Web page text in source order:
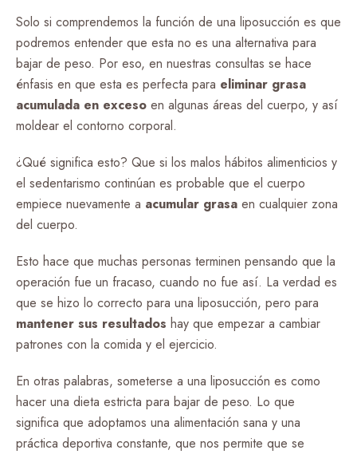
Solo si comprendemos la función de una liposucción es que
podremos entender que esta no es una alternativa para
bajar de peso. Por eso, en nuestras consultas se hace
énfasis en que esta es perfecta para eliminar grasa
acumulada en exceso en algunas áreas del cuerpo, y así
moldear el contorno corporal.
¿Qué significa esto? Que si los malos hábitos alimenticios y
el sedentarismo continúan es probable que el cuerpo
empiece nuevamente a acumular grasa en cualquier zona
del cuerpo.
Esto hace que muchas personas terminen pensando que la
operación fue un fracaso, cuando no fue así. La verdad es
que se hizo lo correcto para una liposucción, pero para
mantener sus resultados hay que empezar a cambiar
patrones con la comida y el ejercicio.
En otras palabras, someterse a una liposucción es como
hacer una dieta estricta para bajar de peso. Lo que
significa que adoptamos una alimentación sana y una
práctica deportiva constante, que nos permite que se